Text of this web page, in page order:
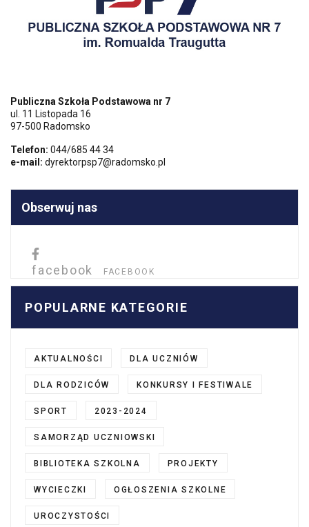
Publiczna Szkoła Podstawowa nr 7
ul. 11 Listopada 16
97-500 Radomsko
Telefon: 044/685 44 34
e-mail: dyrektorpsp7@radomsko.pl
Obserwuj nas
facebook FACEBOOK
POPULARNE KATEGORIE
AKTUALNOŚCI DLA UCZNIÓW
DLA RODZICÓW KONKURSY I FESTIWALE
SPORT 2023-2024
SAMORZĄD UCZNIOWSKI
BIBLIOTEKA SZKOLNA PROJEKTY
WYCIECZKI OGŁOSZENIA SZKOLNE
UROCZYSTOŚCI